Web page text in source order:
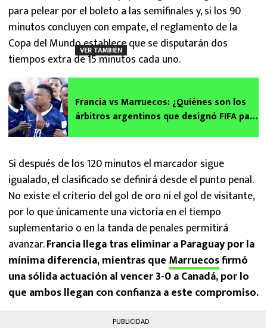
para pelear por el boleto a las semifinales y, si los 90
minutos concluyen con empate, el reglamento de la
Copa del Mundo establece que se disputarán dos
tiempos extra de 15 minutos cada uno.
VER TAMBIÉN
Francia vs Marruecos: ¿Quiénes son los
árbitros argentinos que designó FIFA para
Si después de los 120 minutos el marcador sigue
igualado, el clasificado se definirá desde el punto penal.
No existe el criterio del gol de oro ni el gol de visitante,
por lo que únicamente una victoria en el tiempo
suplementario o en la tanda de penales permitirá
avanzar.Francia llega tras eliminar a Paraguay por la
mínima diferencia, mientras que Marruecosfirmó
una sólida actuación al vencer 3-0 a Canadá, por lo
que ambos llegan con confianza a este compromiso.
PUBLICIDAD